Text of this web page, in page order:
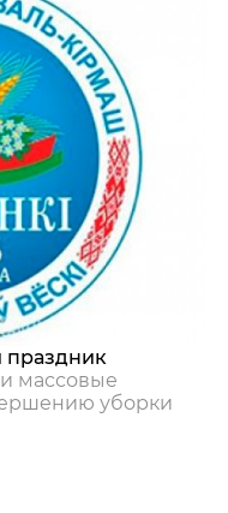
праздник
массовые
уборки